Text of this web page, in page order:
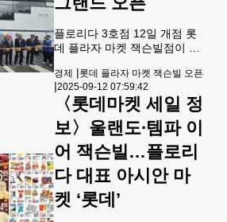
며 횡설수설한 정황이 드러났
다. 체포 후 음주 측정 거부.
사법자격위원회에 신고 및 변
호인 선임.
플로리다 3호점 12일 개점 롯
데 플라자 마켓 잭슨빌점이 12
이 사장을 비롯한 주요 인사들
이 오프닝 테이프 컷을 하고 있
다. 미국 최고의 국제 슈퍼마
켓 체인 중 하나인 롯데 플라자
마켓이 2025년 9월 12일 플로
리다주 잭슨빌에 새로운 매장
을 그랜드 오픈했다. 올랜도와
탬파에 이어 플로리다에 세 번
째 매장을 오픈하는 이번 개점
은 전국적으로 17번째 매장이
경제 |롯데 플라자 마켓 잭슨빌 오픈
|2025-09-12 07:59:42
〈롯데마켓 세일 정
보〉울랜도∙템파 이
어 잭슨빌…플로리
다 대표 아시안 마
켓 ‘롯데’